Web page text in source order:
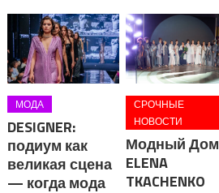
МОДА
DESIGNER:
подиум как
великая сцена
— когда мода
СРОЧНЫЕ
НОВОСТИ
Модный Дом
ELENA
TKACHENKO